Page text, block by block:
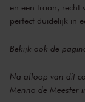
en een traan, recht
perfect duidelijk in
Bekijk ook de
Na afloop van dit
Menno de Meester